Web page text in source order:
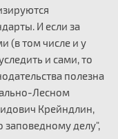
И если за
(в том числе и у
и сами, то
полезна
Лесном
Крейндлин,
заповедному делу",